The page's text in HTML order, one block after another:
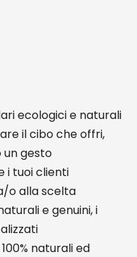
ecologici e naturali
il cibo che offri,
un gesto
i tuoi clienti
o alla scelta
e genuini, i
naturali ed